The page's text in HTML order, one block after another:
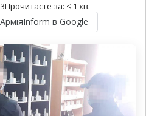
Прочитаєте за: < 1 хв.
в Google